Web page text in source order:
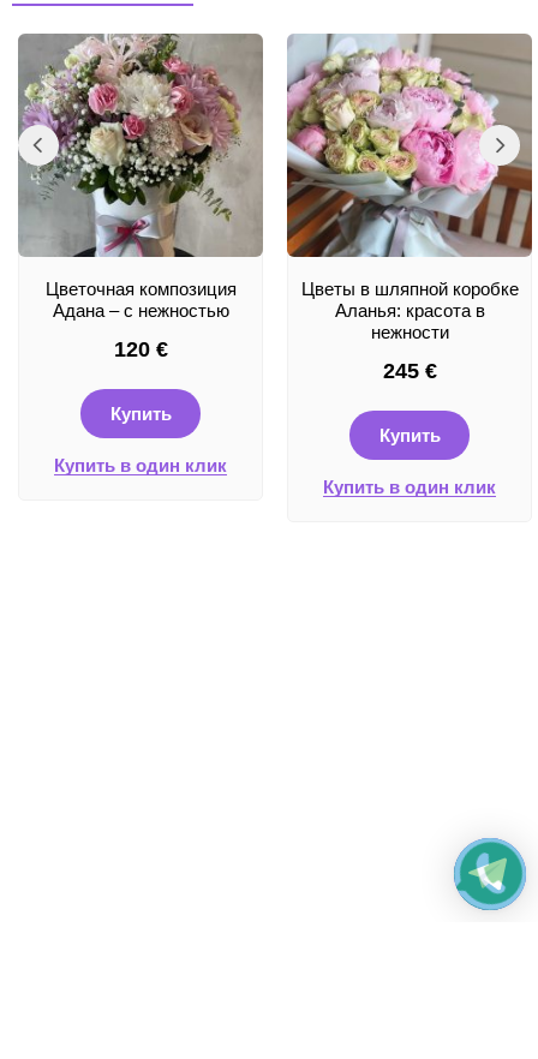
Цветочная композиция
Адана – с нежностью
120 €
Купить
Купить в один клик
Цветы в шляпной коробке
Аланья: красота в
нежности
245 €
Купить
Купить в один клик